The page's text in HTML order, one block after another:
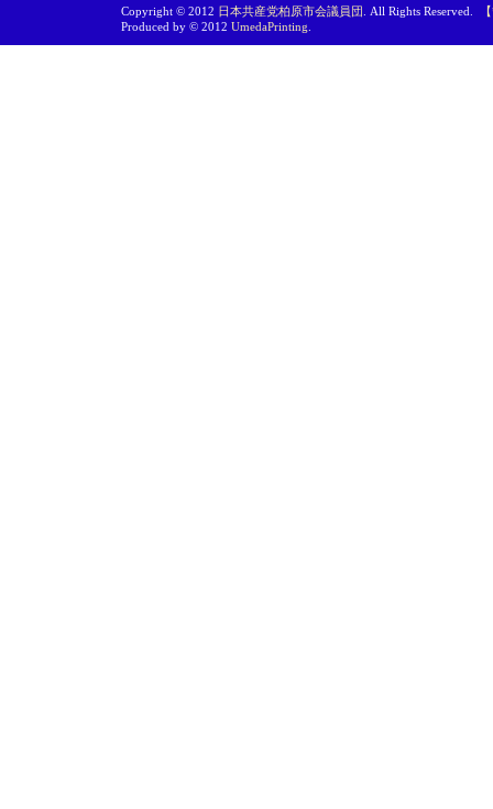
Copyright © 2012 日本共産党柏原市会議員団 . All Rights Reserved.
Produced by © 2012 UmedaPrinting